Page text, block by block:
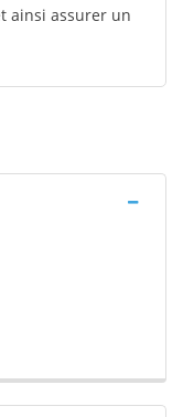
ainsi assurer un